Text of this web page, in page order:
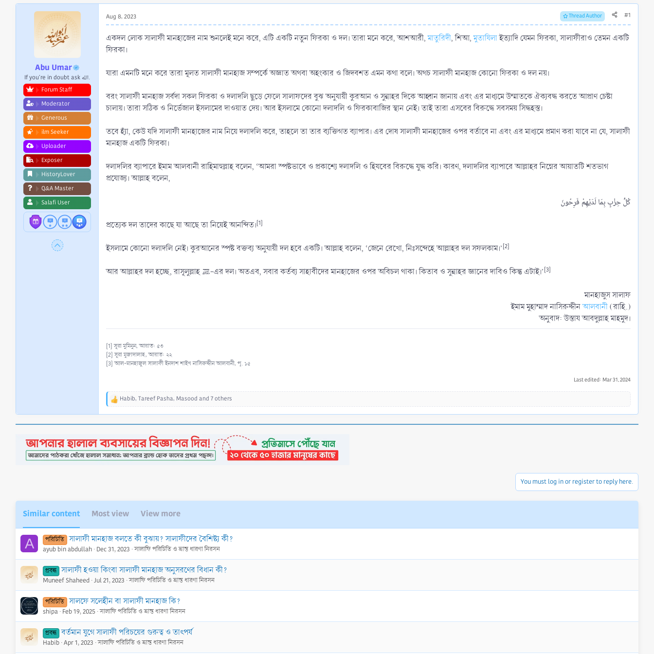
r
t
Abu Umar
If you're in doubt ask الله.
Forum Staff
Moderator
Generous
ilm Seeker
Uploader
Exposer
HistoryLover
Q&A Master
Salafi User
Aug 8, 2023 Thread Author #1
একদল লোক সালাফী মানহাজের নাম শুনলেই মনে করে, এটি একটি নতুন ফিরকা ও দল। তারা মনে করে, আশআরী,মাতুরিদী, শিআ,মুতাযিলাইত্যাদি যেমন ফিরকা, সালাফীরাও তেমন একটি
ফিরকা।
যারা এমনটি মনে করে তারা মূলত সালাফী মানহাজ সম্পর্কে অজ্ঞাত অথবা অহংকার ও জিদবশত এমন কথা বলে। অথচ সালাফী মানহাজ কোনো ফিরকা ও দল নয়।
বরং সালাফী মানহাজ সর্বদা সকল ফিরকা ও দলাদলি ছুড়ে ফেলে সালাফদের বুঝ অনুযায়ী কুরআন ও সুন্নাহর দিকে আহ্বান জানায় এবং এর মাধ্যমে উম্মাতকে ঐক্যবদ্ধ করতে আপ্রাণ চেষ্টা
চালায়। তারা সঠিক ও নির্ভেজাল ইসলামের দাওয়াত দেয়। আর ইসলামে কোনো দলাদলি ও ফিরকাবাজির স্থান নেই। তাই তারা এসবের বিরুদ্ধে সবসময় সিদ্ধহস্ত।
তবে হ্যাঁ, কেউ যদি সালাফী মানহাজের নাম নিয়ে দলাদলি করে, তাহলে তা তার ব্যক্তিগত ব্যাপার। এর দোষ সালাফী মানহাজের ওপর বর্তাবে না এবং এর মাধ্যমে প্রমাণ করা যাবে না যে, সালাফী
মানহাজ একটি ফিরকা।
দলাদলির ব্যাপারে ইমাম আলবানী রাহিমাহুল্লাহ বলেন, ‘আমরা স্পষ্টভাবে ও প্রকাশ্যে দলাদলি ও হিযবের বিরুদ্ধে যুদ্ধ করি। কারণ, দলাদলির ব্যাপারে আল্লাহর নিম্নের আয়াতটি শতভাগ
প্রযোজ্য। আল্লাহ বলেন,
প্রত্যেক দল তাদের কাছে যা আছে তা নিয়েই আনন্দিত।[1]
ইসলামে কোনো দলাদলি নেই। কুরআনের স্পষ্ট বক্তব্য অনুযায়ী দল হবে একটি। আল্লাহ বলেন, ‘জেনে রেখো, নিঃসন্দেহে আল্লাহর দল সফলকাম।’[2]
আর আল্লাহর দল হচ্ছে, রাসূলুল্লাহ ﷺ-এর দল। অতএব, সবার কর্তব্য সাহাবীদের মানহাজের ওপর অবিচল থাকা। কিতাব ও সুন্নাহর জ্ঞানের দাবিও কিন্তু এটাই।’[3]
মানহাজুস সালাফ
ইমাম মুহাম্মাদ নাসিরুদ্দীনআলবানী(রাহি.)
অনুবাদ: উস্তায আবদুল্লাহ মাহমুদ।​
[1] সূরা মুমিনুন, আয়াত: ৫৩
[2] সূরা মুজাদালাহ, আয়াত: ২২
[3] আল-মানহাজুল সালাফী ইনদাশ শাইখ নাসিরুদ্দীন আলবানী, পৃ. ১৫
Last edited: Mar 31, 2024
R
t
i
o
Habib, Tareef Pasha, Masood and 7 others
You must log in or register to reply here.
Similar content Most view View more
A পরিচিতি সালাফী মানহাজ বলতে কী বুঝায়? সালাফীদের বৈশিষ্ট্য কী?
ayub bin abdullah Dec 31, 2023 সালাফি পরিচিতি ও ভ্রান্ত ধারণা নিরসন
প্রবন্ধ সালাফী হওয়া কিংবা সালাফী মানহাজ অনুসরণের বিধান কী?
Muneef Shaheed Jul 21, 2023 সালাফি পরিচিতি ও ভ্রান্ত ধারণা নিরসন
পরিচিতি সালফে সলেহীন বা সালাফী মানহাজ কি?
shipa Feb 19, 2025 সালাফি পরিচিতি ও ভ্রান্ত ধারণা নিরসন
প্রবন্ধ বর্তমান যুগে সালাফী পরিচয়ের গুরুত্ব ও তাৎপর্য
Habib Apr 1, 2023 সালাফি পরিচিতি ও ভ্রান্ত ধারণা নিরসন